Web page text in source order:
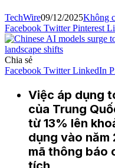
TechWire09/12/2025Không
Facebook Twitter Pinterest
Chia sẻ
Facebook Twitter LinkedIn
Việc áp dụng
của Trung
từ 13% lên
dụng vào năm
mã thông báo